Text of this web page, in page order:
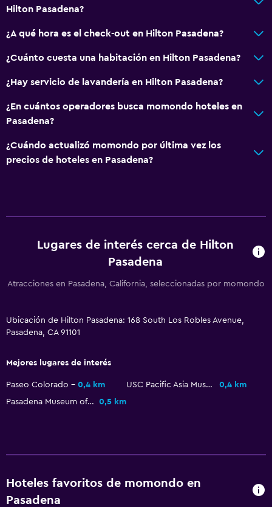
Accesibilidad
Ascensor
Para no fumadores
General
Habitaciones familiares
Zona de estar
Cortina
Estacionamiento y transporte
Valet parking
Baño
Ducha
Secador de pelo
Lavandería
Servicios de lavandería/tintorería
Hilton Pasadena?
¿A qué hora es el check-out en Hilton Pasadena?
¿Cuánto cuesta una habitación en Hilton Pasadena?
¿Hay servicio de lavandería en Hilton Pasadena?
¿En cuántos operadores busca momondo hoteles en
Pasadena?
¿Cuándo actualizó momondo por última vez los
precios de hoteles en Pasadena?
Lugares de interés cerca de Hilton
Pasadena
Atracciones en Pasadena, California, seleccionadas por momondo
Ubicación de Hilton Pasadena: 168 South Los Robles Avenue,
Pasadena, CA 91101
Mejores lugares de interés
Paseo Colorado 0,4 km USC Pacific Asia Museum
0,4 km
Pasadena Museum of California Art
0,5 km
Hoteles favoritos de momondo en
Pasadena